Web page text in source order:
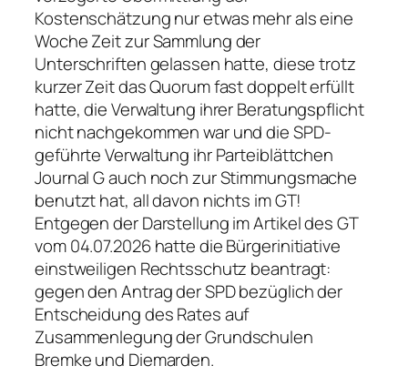
Kostenschätzung nur etwas mehr als eine
Woche Zeit zur Sammlung der
Unterschriften gelassen hatte, diese trotz
kurzer Zeit das Quorum fast doppelt erfüllt
hatte, die Verwaltung ihrer Beratungspflicht
nicht nachgekommen war und die SPD-
geführte Verwaltung ihr Parteiblättchen
Journal G auch noch zur Stimmungsmache
benutzt hat, all davon nichts im GT!
Entgegen der Darstellung im Artikel des GT
vom 04.07.2026 hatte die Bürgerinitiative
einstweiligen Rechtsschutz beantragt:
gegen den Antrag der SPD bezüglich der
Entscheidung des Rates auf
Zusammenlegung der Grundschulen
Bremke und Diemarden.